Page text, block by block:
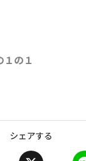
の１
シェアする